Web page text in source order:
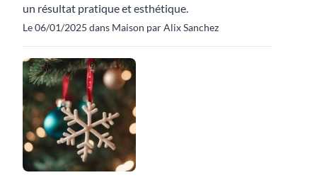
un résultat pratique et esthétique.
Le 06/01/2025 dans Maison par Alix Sanchez